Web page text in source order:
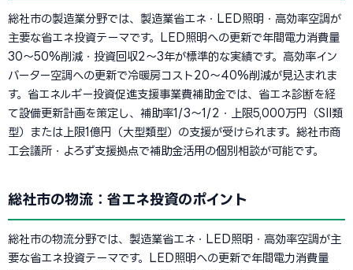
総社市の製造業分野では、製造業省エネ・LED照明・高効率空調が
主要な省エネ投資テーマです。LED照明への更新で年間電力消費量
30〜50%削減・投資回収2〜3年が標準的な実績です。高効率イン
バーター空調への更新で冷暖房コスト20〜40%削減が見込まれま
す。省エネルギー投資促進支援事業費補助金では、省エネ診断を経
て設備更新計画を策定し、補助率1/3〜1/2・上限5,000万円（SII類
型）または上限1億円（大型類型）の支援が受けられます。総社市商
工会議所・よろず支援拠点で補助金活用の個別相談が可能です。
総社市の物流：省エネ投資のポイント
総社市の物流分野では、製造業省エネ・LED照明・高効率空調が主
要な省エネ投資テーマです。LED照明への更新で年間電力消費量